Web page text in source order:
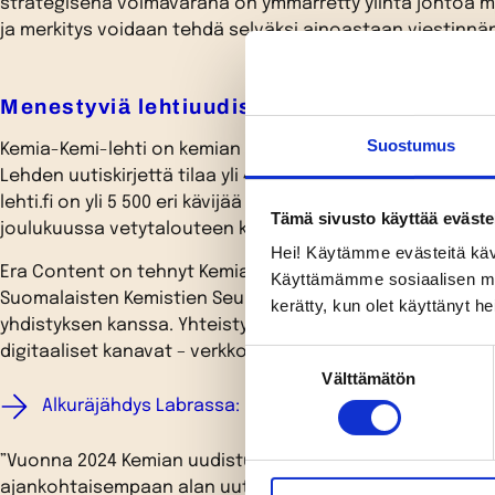
Suostumus
Tämä sivusto käyttää
Hei! Käytämme evästeitä
Käyttämämme sosiaalisen
kerätty, kun olet käyttänyt
Suostumuksen
Välttämätön
strategisena voimavarana on ymmärretty ylintä johtoa
ja merkitys voidaan tehdä selväksi ainoastaan
Menestyviä lehtiuudistuksia
Kemia-Kemi-lehti on kemian alan kotimainen
Lehden uutiskirjettä tilaa yli 4 600 alan asiantuntijaa ja
lehti.fi on yli 5 500 eri kävijää kuukaudessa. Lehti ilmestyy
joulukuussa vetytalouteen keskittyvänä
Era Content on tehnyt Kemia-lehteä vuoden 2023
Suomalaisten Kemistien Seura ry:n, Finska
yhdistyksen kanssa. Yhteistyön aluksi Kemian brändi,
digitaaliset kanavat – verkkosivu ja uutiskirje –
Alkuräjähdys Labrassa: uusi Kemia-lehti syntyi
”Vuonna 2024 Kemian uudistuminen jatkuu vahvalla
ajankohtaisempaan alan uutisointiin. Yhä useampi juttu